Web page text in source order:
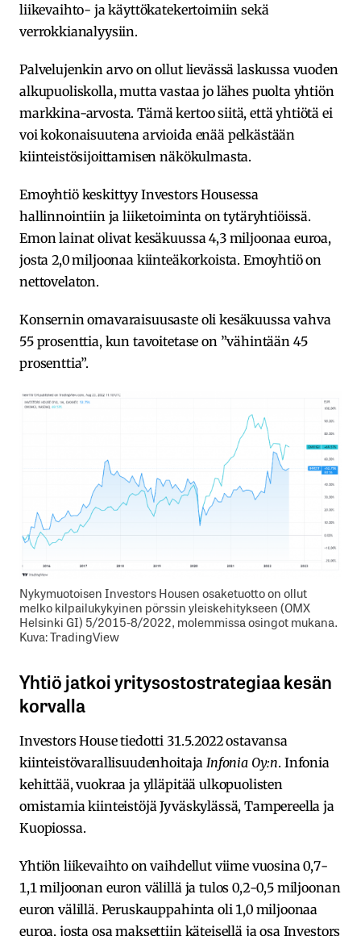
liikevaihto- ja käyttökatekertoimiin sekä
verrokkianalyysiin.
Palvelujenkin arvo on ollut lievässä laskussa vuoden
alkupuoliskolla, mutta vastaa jo lähes puolta yhtiön
markkina-arvosta. Tämä kertoo siitä, että yhtiötä ei
voi kokonaisuutena arvioida enää pelkästään
kiinteistösijoittamisen näkökulmasta.
Emoyhtiö keskittyy Investors Housessa
hallinnointiin ja liiketoiminta on tytäryhtiöissä.
Emon lainat olivat kesäkuussa 4,3 miljoonaa euroa,
josta 2,0 miljoonaa kiinteäkorkoista. Emoyhtiö on
nettovelaton.
Konsernin omavaraisuusaste oli kesäkuussa vahva
55 prosenttia, kun tavoitetase on ”vähintään 45
prosenttia”.
Nykymuotoisen Investors Housen osaketuotto on ollut
melko kilpailukykyinen pörssin yleiskehitykseen (OMX
Helsinki GI) 5/2015-8/2022, molemmissa osingot mukana.
Kuva: TradingView
Yhtiö jatkoi yritysostostrategiaa kesän
korvalla
Investors House tiedotti 31.5.2022 ostavansa
kiinteistövarallisuudenhoitaja Infonia Oy:n. Infonia
kehittää, vuokraa ja ylläpitää ulkopuolisten
omistamia kiinteistöjä Jyväskylässä, Tampereella ja
Kuopiossa.
Yhtiön liikevaihto on vaihdellut viime vuosina 0,7-
1,1 miljoonan euron välillä ja tulos 0,2-0,5 miljoonan
euron välillä. Peruskauppahinta oli 1,0 miljoonaa
euroa, josta osa maksettiin käteisellä ja osa Investors